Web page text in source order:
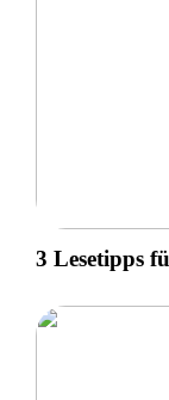
3 Lesetipps